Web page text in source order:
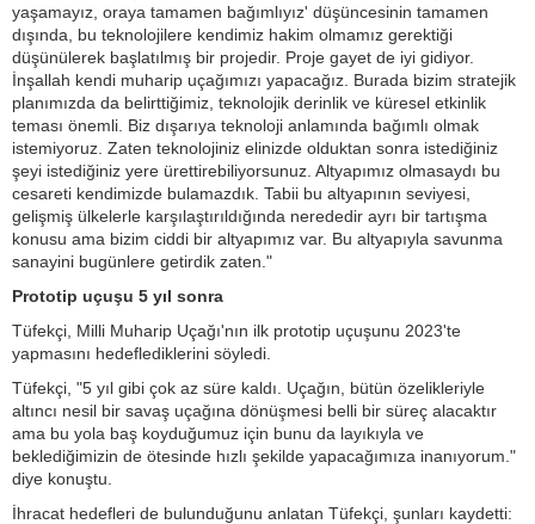
yaşamayız, oraya tamamen bağımlıyız' düşüncesinin tamamen
dışında, bu teknolojilere kendimiz hakim olmamız gerektiği
düşünülerek başlatılmış bir projedir. Proje gayet de iyi gidiyor.
İnşallah kendi muharip uçağımızı yapacağız. Burada bizim stratejik
planımızda da belirttiğimiz, teknolojik derinlik ve küresel etkinlik
teması önemli. Biz dışarıya teknoloji anlamında bağımlı olmak
istemiyoruz. Zaten teknolojiniz elinizde olduktan sonra istediğiniz
şeyi istediğiniz yere ürettirebiliyorsunuz. Altyapımız olmasaydı bu
cesareti kendimizde bulamazdık. Tabii bu altyapının seviyesi,
gelişmiş ülkelerle karşılaştırıldığında nerededir ayrı bir tartışma
konusu ama bizim ciddi bir altyapımız var. Bu altyapıyla savunma
sanayini bugünlere getirdik zaten."
Prototip uçuşu 5 yıl sonra
Tüfekçi, Milli Muharip Uçağı'nın ilk prototip uçuşunu 2023'te
yapmasını hedeflediklerini söyledi.
Tüfekçi, "5 yıl gibi çok az süre kaldı. Uçağın, bütün özelikleriyle
altıncı nesil bir savaş uçağına dönüşmesi belli bir süreç alacaktır
ama bu yola baş koyduğumuz için bunu da layıkıyla ve
beklediğimizin de ötesinde hızlı şekilde yapacağımıza inanıyorum."
diye konuştu.
İhracat hedefleri de bulunduğunu anlatan Tüfekçi, şunları kaydetti: